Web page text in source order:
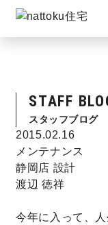
ショールーム
モデルハウス
スタッフブロ
STAFF
スタッフブログ
2015.02.16
メンテナンス
静岡店 設計
渡辺 徳祥
今年に入って、